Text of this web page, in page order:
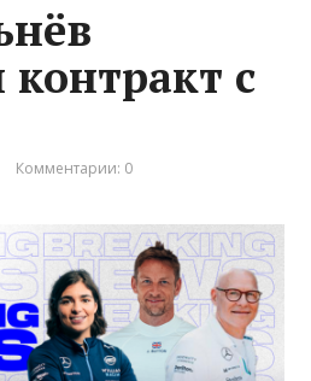
с
Комментарии: 0